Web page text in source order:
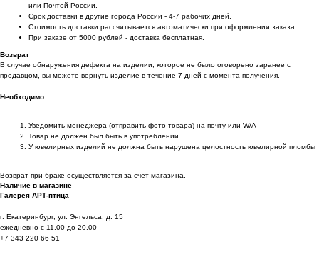
или Почтой России.
Срок доставки в другие города России - 4-7 рабочих дней.
Стоимость доставки рассчитывается автоматически при оформлении заказа.
При заказе от 5000 рублей - доставка бесплатная.
Возврат
В случае обнаружения дефекта на изделии, которое не было оговорено заранее с
продавцом, вы можете вернуть изделие в течение 7 дней с момента получения.
Необходимо:
Уведомить менеджера (отправить фото товара) на почту или W/А
Товар не должен был быть в употреблении
У ювелирных изделий не должна быть нарушена целостность ювелирной пломбы
Возврат при браке осуществляется за счет магазина.
Наличие в магазине
Галерея АРТ-птица
г. Екатеринбург, ул. Энгельса, д. 15
ежедневно с 11.00 до 20.00
+7 343 220 66 51